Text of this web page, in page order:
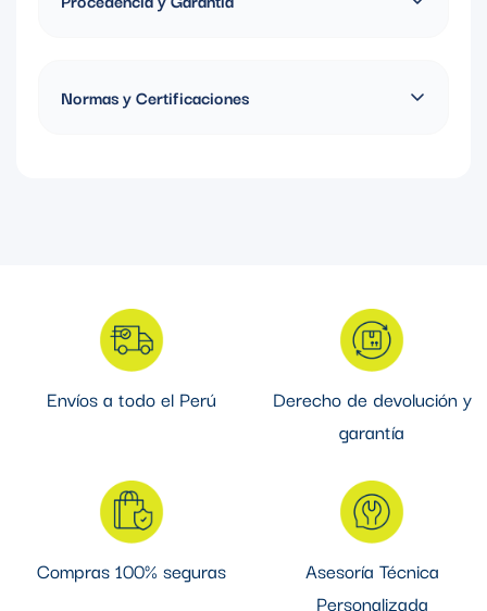
seguridad y estética profesional.
Normas y Certificaciones
Envíos a todo el Perú
Derecho de devolución y
garantía
Compras 100% seguras
Asesoría Técnica
Personalizada